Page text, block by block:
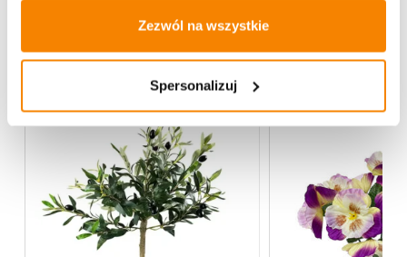
Zezwól na wszystkie
Spersonalizuj
Więcej z kategorii FENIX Home Decor